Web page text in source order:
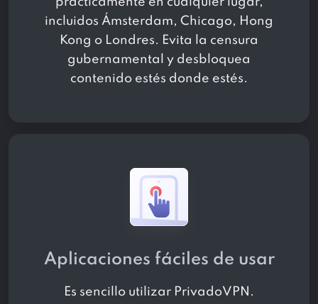
incluidos Ámsterdam, Chicago, Hong
Kong o Londres. Evita la censura
gubernamental y desbloquea
contenido estés donde estés.
Aplicaciones fáciles de usar
Es sencillo utilizar PrivadoVPN.